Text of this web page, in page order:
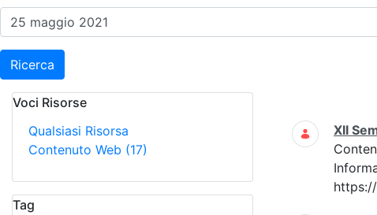
Ricerca
Voci Risorse
Qualsiasi Risorsa
Contenuto Web (17)
Tag
Ricerca
XII